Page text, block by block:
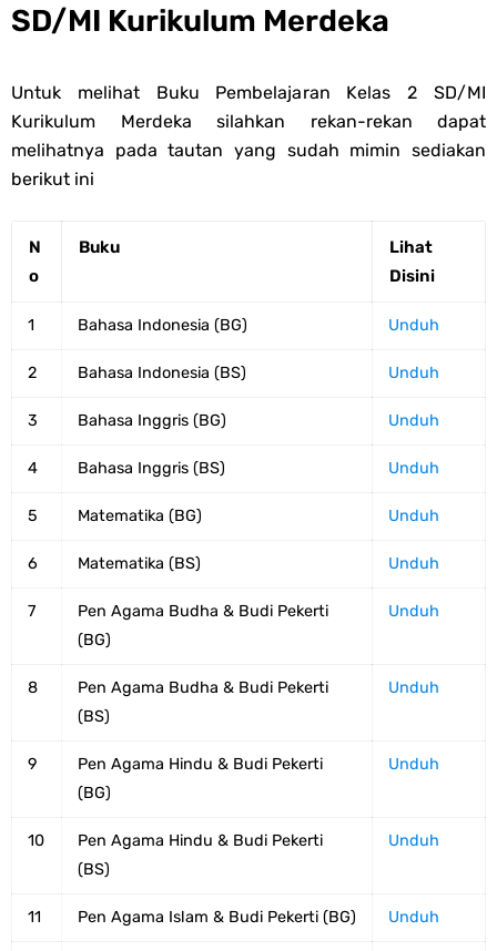
SD/MI Kurikulum Merdeka
Untuk melihat Buku Pembelajaran Kelas 2 SD/MI
Kurikulum Merdeka silahkan rekan-rekan dapat
melihatnya pada tautan yang sudah mimin sediakan
berikut ini
N
o
Buku
Lihat
Disini
1 Bahasa Indonesia (BG) Unduh
2 Bahasa Indonesia (BS) Unduh
3 Bahasa Inggris (BG) Unduh
4 Bahasa Inggris (BS) Unduh
5 Matematika (BG) Unduh
6 Matematika (BS) Unduh
7
Pen Agama Budha & Budi Pekerti
(BG)
Unduh
8
Pen Agama Budha & Budi Pekerti
(BS)
Unduh
9
Pen Agama Hindu & Budi Pekerti
(BG)
Unduh
10
Pen Agama Hindu & Budi Pekerti
(BS)
Unduh
11 Pen Agama Islam & Budi Pekerti (BG) Unduh